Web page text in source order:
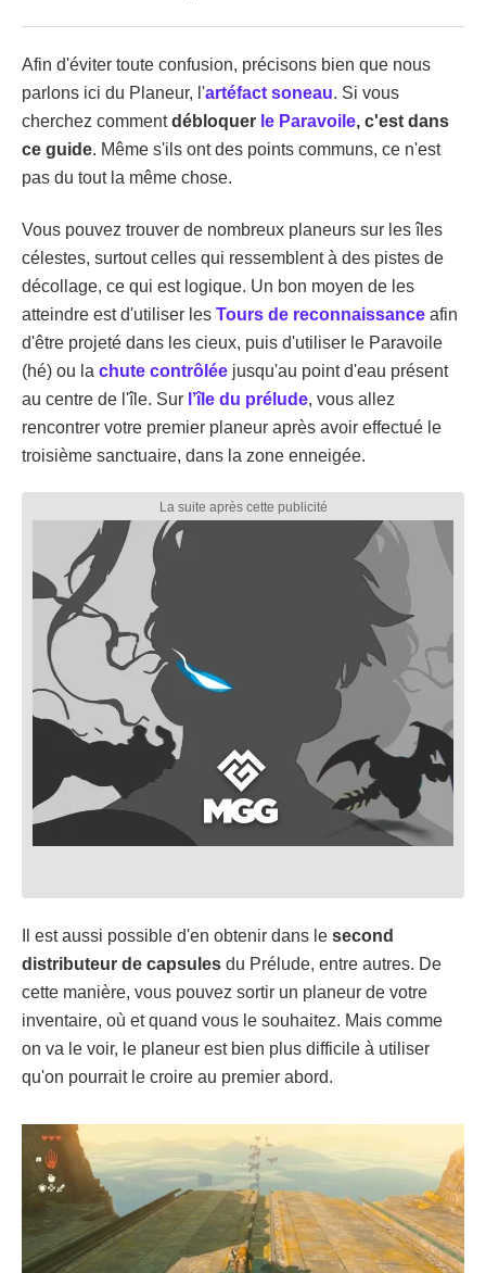
Afin d'éviter toute confusion, précisons bien que nous
parlons ici du Planeur, l'artéfact soneau. Si vous
cherchez commentdébloquer le Paravoile, c'est dans
ce guide. Même s'ils ont des points communs, ce n'est
pas du tout la même chose.
Vous pouvez trouver de nombreux planeurs sur les îles
célestes, surtout celles qui ressemblent à des pistes de
décollage, ce qui est logique. Un bon moyen de les
atteindre est d'utiliser les Tours de reconnaissance afin
d'être projeté dans les cieux, puis d'utiliser le Paravoile
(hé) ou la chute contrôlée jusqu'au point d'eau présent
au centre de l'île. Sur l’île du prélude, vous allez
rencontrer votre premier planeur après avoir effectué le
troisième sanctuaire, dans la zone enneigée.
Il est aussi possible d'en obtenir dans le second
distributeur de capsules du Prélude, entre autres. De
cette manière, vous pouvez sortir un planeur de votre
inventaire, où et quand vous le souhaitez. Mais comme
on va le voir, le planeur est bien plus difficile à utiliser
qu'on pourrait le croire au premier abord.